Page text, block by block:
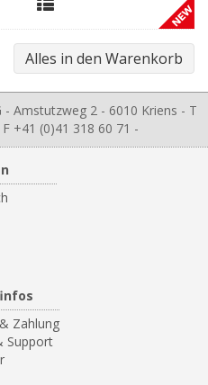
Amstutzweg 2 - 6010 Kriens - T
+41 (0)41 318 60 71 -
Zahlung
Support